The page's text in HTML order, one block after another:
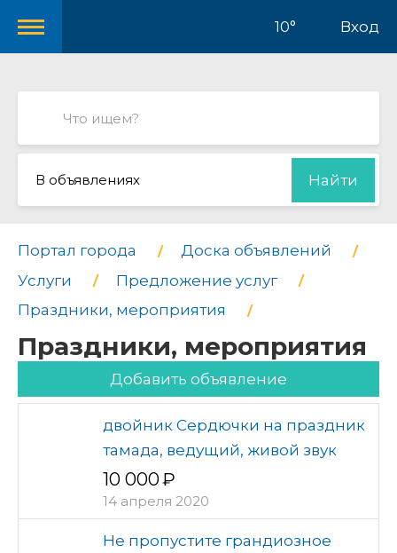
10° Вход
В объявлениях Найти
Портал города
Доска объявлений
Услуги
Предложение услуг
Праздники, мероприятия
Праздники, мероприятия
Добавить объявление
двойник Сердючки на праздник
тамада, ведущий, живой звук
10 000
14 апреля 2020
Не пропустите грандиозное